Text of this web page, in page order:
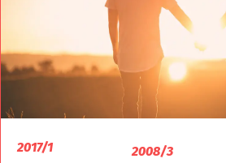
2017/1
2008/3